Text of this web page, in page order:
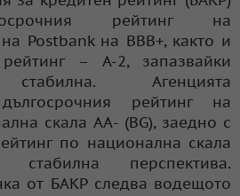
рейтинг на
Postbank на BBB+, както и
– A-2, запазвайки
стабилна. Агенцията
рейтинг на
скала AА- (BG), заедно с
по национална скала
перспектива.
от БАКР следва водещото